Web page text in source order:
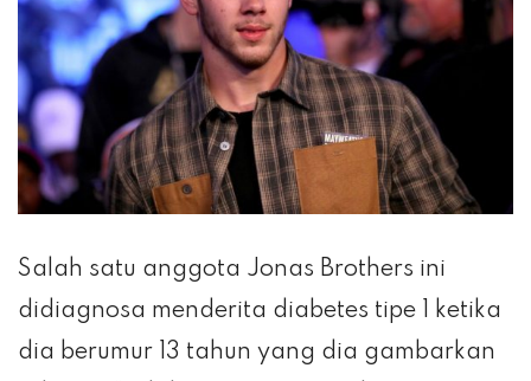
Salah satu anggota Jonas Brothers ini
didiagnosa menderita diabetes tipe 1 ketika
dia berumur 13 tahun yang dia gambarkan